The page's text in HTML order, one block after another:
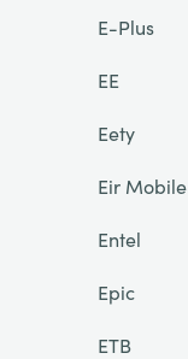
E-Plus
EE
Eety
Eir Mobile
Entel
Epic
ETB